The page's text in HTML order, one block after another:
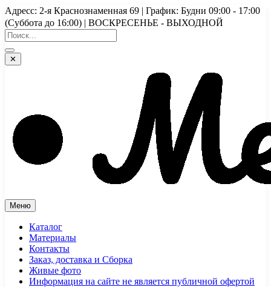
Перейти
к
содержимому
Адресс: 2-я Краснознаменная 69 | График: Будни 09:00 - 17:00
(Суббота до 16:00) | ВОСКРЕСЕНЬЕ - ВЫХОДНОЙ
✕
Меню
Каталог
Материалы
Контакты
Заказ, доставка и Сборка
Живые фото
Информация на сайте не является публичной офертой